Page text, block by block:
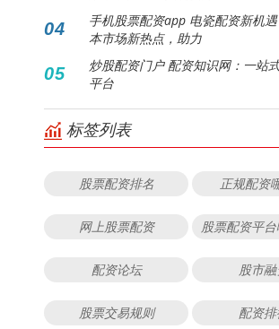
04
手机股票配资app 电瓷配资新机
本市场新热点，助力
05
炒股配资门户 配资知识网：一站
平台
标签列表
股票配资排名 正规配资
网上股票配资 股票配资平
配资论坛 股市
股票交易规则 配资